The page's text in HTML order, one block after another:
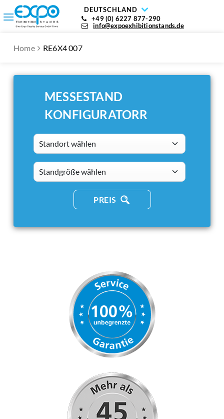
DEUTSCHLAND
+49 (0) 6227 877-290
info@expoexhibitionstands.de
Home RE6X4 007
MESSESTAND
KONFIGURATORR
Standort wählen
standsizes
PREIS